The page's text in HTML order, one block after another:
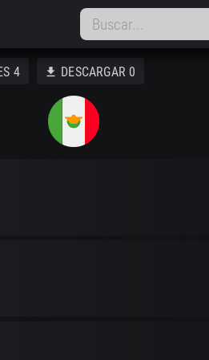
4 download DESCARGAR 0